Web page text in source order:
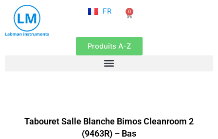
contenu
FR
EN
0
Panier
Produits A-Z
Tabouret Salle Blanche Bimos Cleanroom 2
(9463R) – Bas